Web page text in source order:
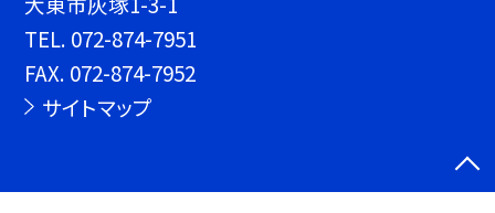
TEL. 072-874-7951
FAX. 072-874-7952
サイトマップ